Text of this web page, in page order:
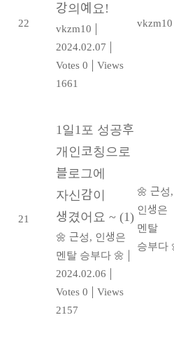
22
강의예요!
vkzm10
2024.02.07
Votes 0
Views
1661
vkzm10
21
1일1포 성공후
개인코칭으로
블로그에
자신감이
생겼어요 ~ (1)
🌼 근성, 인생은
멘탈 승부다 🌼
2024.02.06
Votes 0
Views
2157
🌼 근성,
인생은
멘탈
승부다